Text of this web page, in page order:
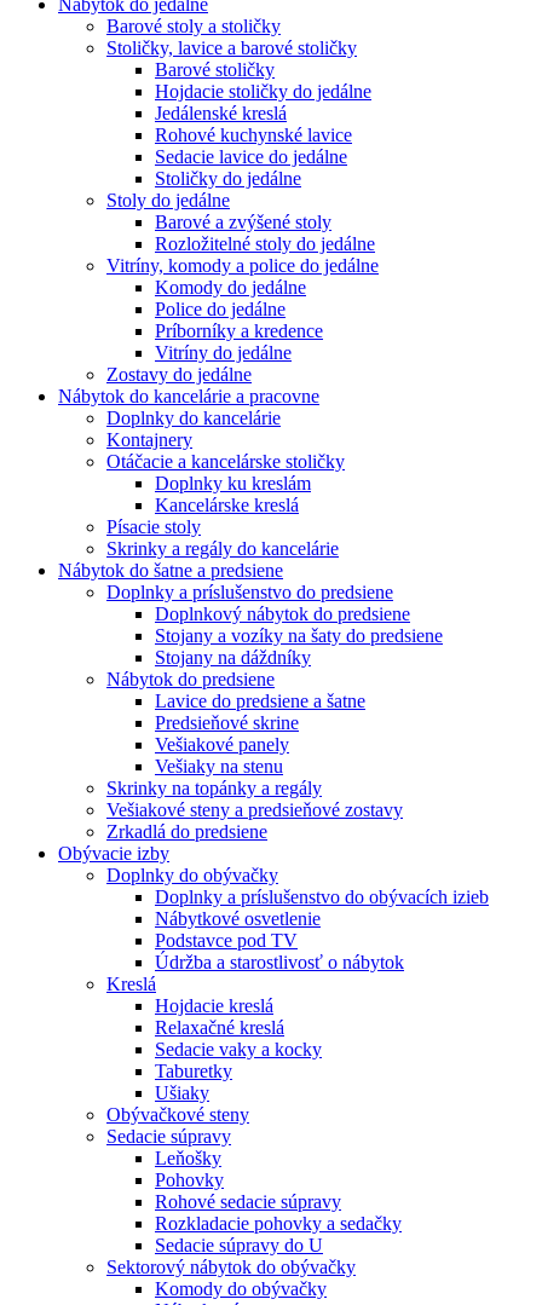
Barové stoly a stoličky
Stoličky, lavice a barové stoličky
Barové stoličky
Hojdacie stoličky do jedálne
Jedálenské kreslá
Rohové kuchynské lavice
Sedacie lavice do jedálne
Stoličky do jedálne
Stoly do jedálne
Barové a zvýšené stoly
Rozložitelné stoly do jedálne
Vitríny, komody a police do jedálne
Komody do jedálne
Police do jedálne
Príborníky a kredence
Vitríny do jedálne
Zostavy do jedálne
Nábytok do kancelárie a pracovne
Doplnky do kancelárie
Kontajnery
Otáčacie a kancelárske stoličky
Doplnky ku kreslám
Kancelárske kreslá
Písacie stoly
Skrinky a regály do kancelárie
Nábytok do šatne a predsiene
Doplnky a príslušenstvo do predsiene
Doplnkový nábytok do predsiene
Stojany a vozíky na šaty do predsiene
Stojany na dáždníky
Nábytok do predsiene
Lavice do predsiene a šatne
Predsieňové skrine
Vešiakové panely
Vešiaky na stenu
Skrinky na topánky a regály
Vešiakové steny a predsieňové zostavy
Zrkadlá do predsiene
Obývacie izby
Doplnky do obývačky
Doplnky a príslušenstvo do obývacích izieb
Nábytkové osvetlenie
Podstavce pod TV
Údržba a starostlivosť o nábytok
Kreslá
Hojdacie kreslá
Relaxačné kreslá
Sedacie vaky a kocky
Taburetky
Ušiaky
Obývačkové steny
Sedacie súpravy
Leňošky
Pohovky
Rohové sedacie súpravy
Rozkladacie pohovky a sedačky
Sedacie súpravy do U
Sektorový nábytok do obývačky
Komody do obývačky